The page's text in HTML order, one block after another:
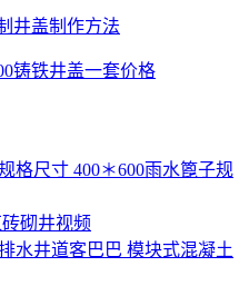
井盖制作方法
铸铁井盖一套价格
格尺寸 400＊600雨水篦子规
砌井视频
水井道客巴巴 模块式混凝土